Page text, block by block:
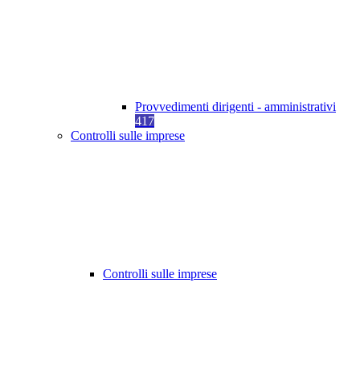
Provvedimenti dirigenti - amministrativi
417
Controlli sulle imprese
Controlli sulle imprese